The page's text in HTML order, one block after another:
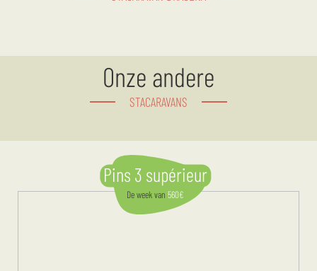
Onze andere
STACARAVANS
Pins 3 supérieur
De weekvan 560€